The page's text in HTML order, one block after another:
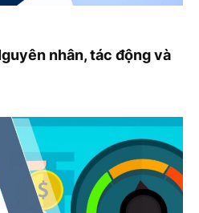
nhân, tác động và